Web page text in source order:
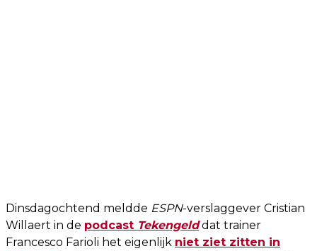
Dinsdagochtend meldde ESPN-verslaggever Cristian
Willaert in de podcast Tekengelddat trainer
Francesco Farioli het eigenlijk niet ziet zitten in